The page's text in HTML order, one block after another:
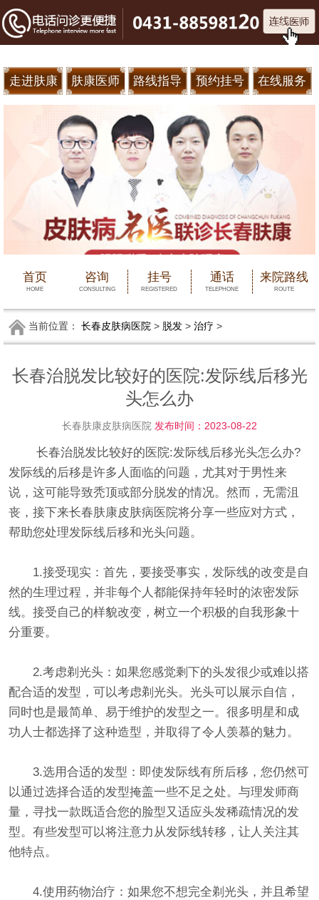
走进肤康 肤康医师 路线指导 预约挂号 在线服务
首页
HOME
咨询
CONSULTING
挂号
REGISTERED
通话
TELEPHONE
来院路线
ROUTE
当前位置： 长春皮肤病医院> 脱发> 治疗 >
长春治脱发比较好的医院:发际线后移光
头怎么办
长春肤康皮肤病医院 发布时间：2023-08-22
长春治脱发比较好的医院:发际线后移光头怎么办?
发际线的后移是许多人面临的问题，尤其对于男性来
说，这可能导致秃顶或部分脱发的情况。然而，无需沮
丧，接下来长春肤康皮肤病医院将分享一些应对方式，
帮助您处理发际线后移和光头问题。
1.接受现实：首先，要接受事实，发际线的改变是自
然的生理过程，并非每个人都能保持年轻时的浓密发际
线。接受自己的样貌改变，树立一个积极的自我形象十
分重要。
2.考虑剃光头：如果您感觉剩下的头发很少或难以搭
配合适的发型，可以考虑剃光头。光头可以展示自信，
同时也是最简单、易于维护的发型之一。很多明星和成
功人士都选择了这种造型，并取得了令人羡慕的魅力。
3.选用合适的发型：即使发际线有所后移，您仍然可
以通过选择合适的发型掩盖一些不足之处。与理发师商
量，寻找一款既适合您的脸型又适应头发稀疏情况的发
型。有些发型可以将注意力从发际线转移，让人关注其
他特点。
4.使用药物治疗：如果您不想完全剃光头，并且希望